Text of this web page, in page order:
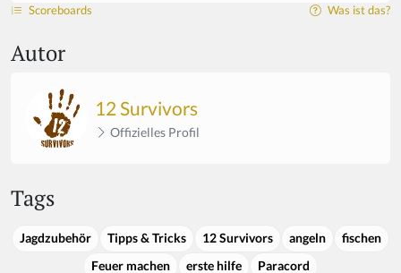
Scoreboards Was ist das?
Autor
12 Survivors
Offizielles Profil
Tags
Jagdzubehör Tipps & Tricks 12 Survivors angeln
fischen
Feuer machen
erste hilfe Paracord